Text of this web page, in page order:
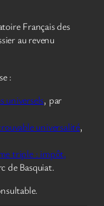
Français des
au revenu
:
universels, par
universalité,
triple : impôt,
de Basquiat.